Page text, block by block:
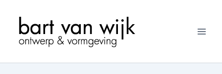
inhoud